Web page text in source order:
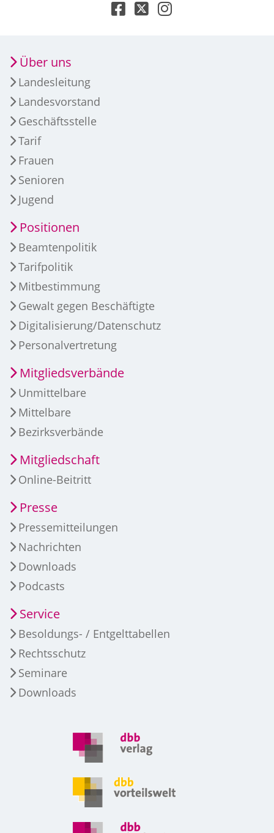
Über uns
Landesleitung
Landesvorstand
Geschäftsstelle
Tarif
Frauen
Senioren
Jugend
Positionen
Beamtenpolitik
Tarifpolitik
Mitbestimmung
Gewalt gegen Beschäftigte
Digitalisierung/Datenschutz
Personalvertretung
Mitgliedsverbände
Unmittelbare
Mittelbare
Bezirksverbände
Mitgliedschaft
Online-Beitritt
Presse
Pressemitteilungen
Nachrichten
Downloads
Podcasts
Service
Besoldungs- / Entgelttabellen
Rechtsschutz
Seminare
Downloads